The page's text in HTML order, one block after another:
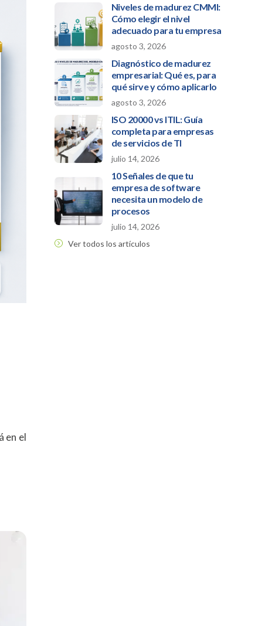
en el
Niveles de madurez CMMI:
Cómo elegir el nivel
adecuado para tu empresa
agosto 3, 2026
Diagnóstico de madurez
empresarial: Qué es, para
qué sirve y cómo aplicarlo
agosto 3, 2026
ISO 20000 vs ITIL: Guía
completa para empresas
de servicios de TI
julio 14, 2026
10 Señales de que tu
empresa de software
necesita un modelo de
procesos
julio 14, 2026
Ver todos los artículos